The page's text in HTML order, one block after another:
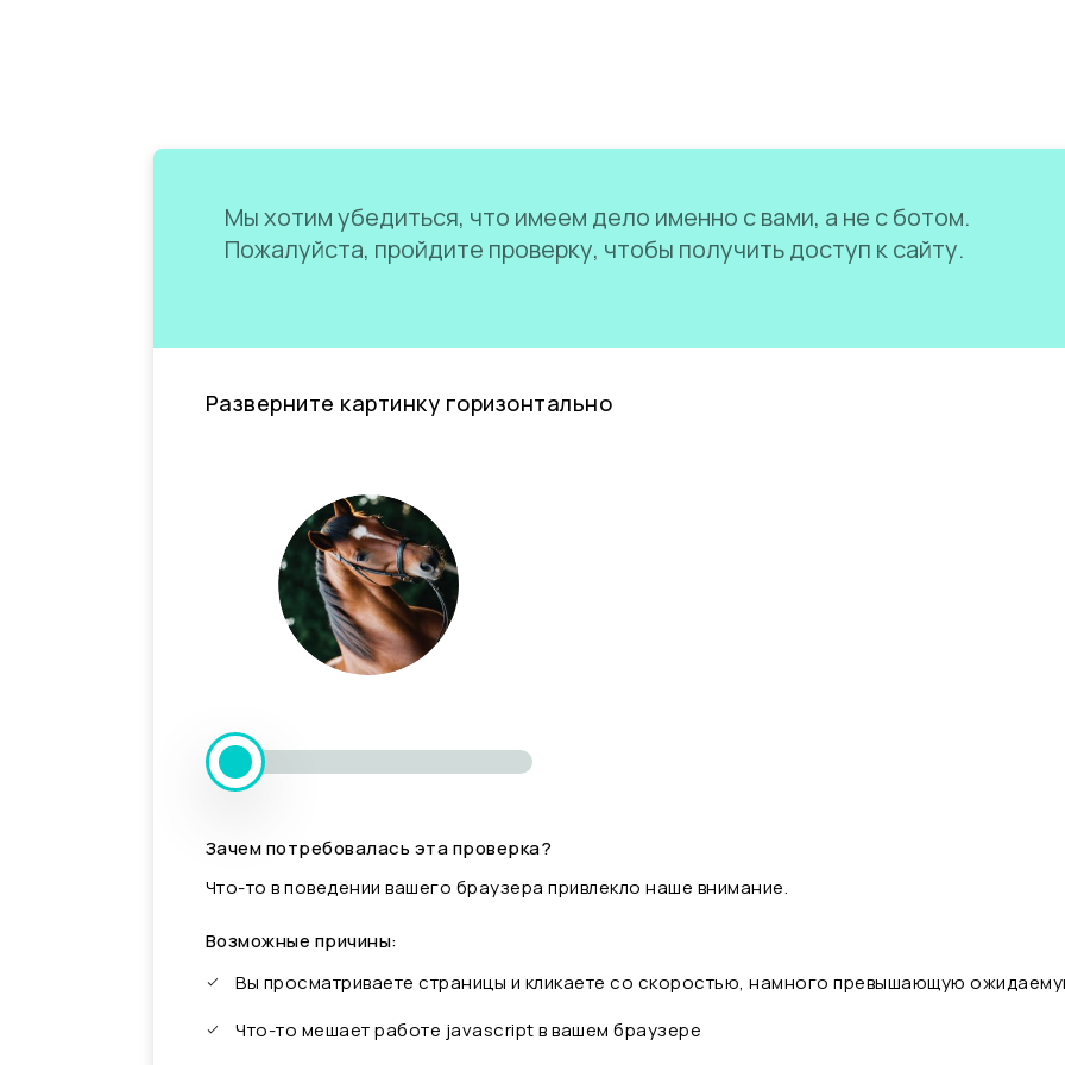
Мы хотим убедиться, что имеем дело именно с вами, а не с ботом.
Пожалуйста, пройдите проверку, чтобы получить доступ к сайту.
Разверните картинку горизонтально
Зачем потребовалась эта проверка?
Что-то в поведении вашего браузера привлекло наше внимание.
Возможные причины:
Вы просматриваете страницы и кликаете со скоростью, намного превышающую
Что-то мешает работе javascript в вашем браузере